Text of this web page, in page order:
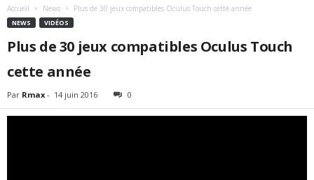
Accueil News Plus de 30 jeux compatibles Oculus Touch cette année
NEWS VIDÉOS
Plus de 30 jeux compatibles Oculus Touch
cette année
Par Rmax - 14 juin 2016 0